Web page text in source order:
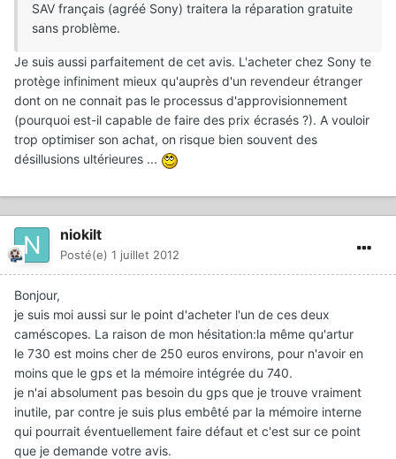
SAV français (agréé Sony) traitera la réparation gratuite
sans problème.
Je suis aussi parfaitement de cet avis. L'acheter chez Sony te
protège infiniment mieux qu'auprès d'un revendeur étranger
dont on ne connait pas le processus d'approvisionnement
(pourquoi est-il capable de faire des prix écrasés ?). A vouloir
trop optimiser son achat, on risque bien souvent des
désillusions ultérieures ...
niokilt
Posté(e) 1 juillet 2012
Bonjour,
je suis moi aussi sur le point d'acheter l'un de ces deux
caméscopes. La raison de mon hésitation:la même qu'artur
le 730 est moins cher de 250 euros environs, pour n'avoir en
moins que le gps et la mémoire intégrée du 740.
je n'ai absolument pas besoin du gps que je trouve vraiment
inutile, par contre je suis plus embêté par la mémoire interne
qui pourrait éventuellement faire défaut et c'est sur ce point
que je demande votre avis.